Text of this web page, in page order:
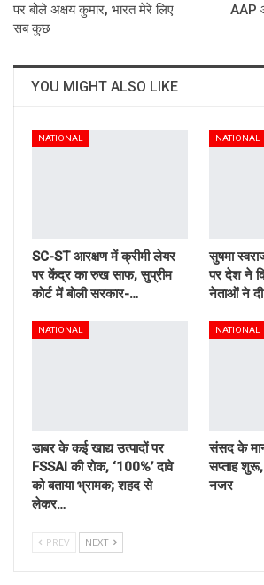
पर बोले अक्षय कुमार, भारत मेरे लिए
सब कुछ
AAP
YOU MIGHT ALSO LIKE
NATIONAL
SC-ST आरक्षण में क्रीमी लेयर
पर केंद्र का रुख साफ, सुप्रीम
कोर्ट में बोली सरकार-…
NATIONAL
सुषमा
पर देश ने
नेताओं ने
NATIONAL
डाबर के कई खाद्य उत्पादों पर
FSSAI की रोक, ‘100%’ दावे
को बताया भ्रामक; शहद से
लेकर…
NATIONAL
संसद के
सप्ताह
नजर
PREV NEXT